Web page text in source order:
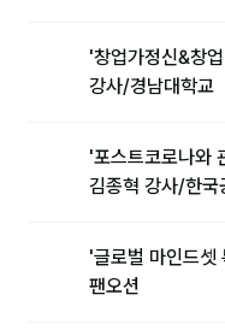
'창업가정신&창
강사/경남대학교
'포스트코로나와
김종혁 강사/한국
'글로벌 마인드셋
팬오션